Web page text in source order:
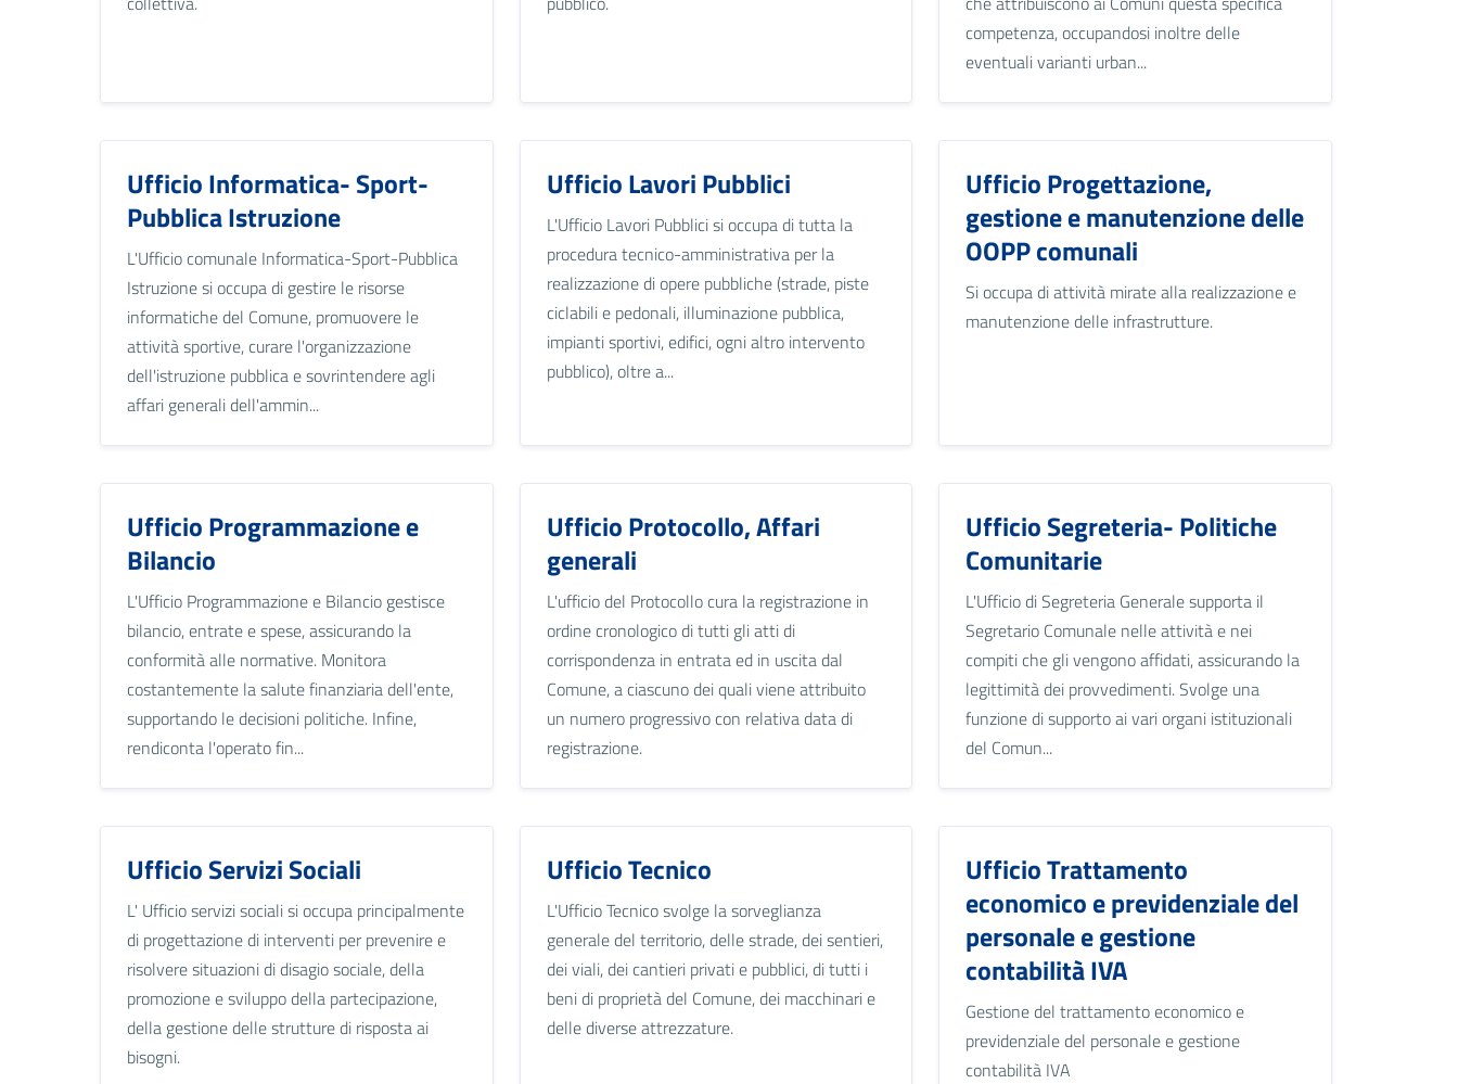
competenza, occupandosi inoltre delle
eventuali varianti urban...
Ufficio Informatica- Sport-
Pubblica Istruzione
L'Ufficio comunale Informatica-Sport-Pubblica
Istruzione si occupa di gestire le risorse
informatiche del Comune, promuovere le
attività sportive, curare l'organizzazione
dell'istruzione pubblica e sovrintendere agli
affari generali dell'ammin...
Ufficio Lavori Pubblici
L'Ufficio Lavori Pubblici si occupa di tutta la
procedura tecnico-amministrativa per la
realizzazione di opere pubbliche (strade, piste
ciclabili e pedonali, illuminazione pubblica,
impianti sportivi, edifici, ogni altro intervento
pubblico), oltre a...
Ufficio Progettazione,
gestione e manutenzione delle
OOPP comunali
Si occupa di attività mirate alla realizzazione e
manutenzione delle infrastrutture.
Ufficio Programmazione e
Bilancio
L'Ufficio Programmazione e Bilancio gestisce
bilancio, entrate e spese, assicurando la
conformità alle normative. Monitora
costantemente la salute finanziaria dell'ente,
supportando le decisioni politiche. Infine,
rendiconta l'operato fin...
Ufficio Protocollo, Affari
generali
L'ufficio del Protocollo cura la registrazione in
ordine cronologico di tutti gli atti di
corrispondenza in entrata ed in uscita dal
Comune, a ciascuno dei quali viene attribuito
un numero progressivo con relativa data di
registrazione.
Ufficio Segreteria- Politiche
Comunitarie
L'Ufficio di Segreteria Generale supporta il
Segretario Comunale nelle attività e nei
compiti che gli vengono affidati, assicurando la
legittimità dei provvedimenti. Svolge una
funzione di supporto ai vari organi istituzionali
del Comun...
Ufficio Servizi Sociali
L' Ufficio servizi sociali si occupa principalmente
di progettazione di interventi per prevenire e
risolvere situazioni di disagio sociale, della
promozione e sviluppo della partecipazione,
della gestione delle strutture di risposta ai
bisogni.
Ufficio Tecnico
L'Ufficio Tecnico svolge la sorveglianza
generale del territorio, delle strade, dei sentieri,
dei viali, dei cantieri privati e pubblici, di tutti i
beni di proprietà del Comune, dei macchinari e
delle diverse attrezzature.
Ufficio Trattamento
economico e previdenziale del
personale e gestione
contabilità IVA
Gestione del trattamento economico e
previdenziale del personale e gestione
contabilità IVA